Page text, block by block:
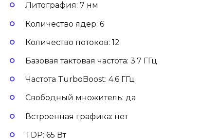
Литография: 7 нм
Количество ядер: 6
Количество потоков: 12
Базовая тактовая частота: 3.7 ГГц
Частота TurboBoost: 4.6 ГГц
Свободный множитель: да
Встроенная графика: нет
TDP: 65 Вт